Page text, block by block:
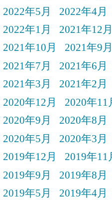
2022年5月
2022年4月
2022年1月
2021年12月
2021年10月
2021年9月
2021年7月
2021年6月
2021年3月
2021年2月
2020年12月
2020年11
2020年9月
2020年8月
2020年5月
2020年3月
2019年12月
2019年11
2019年9月
2019年8月
2019年5月
2019年4月